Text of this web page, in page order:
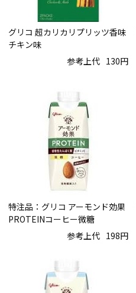
グリコ 超カリカリプリッツ香味
チキン味
参考上代 130円
特注品：グリコ アーモンド効果
PROTEINコーヒー微糖
参考上代 198円